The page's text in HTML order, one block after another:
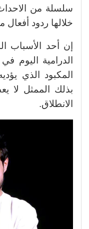
سلسلة من
خلالها ردود
إن أحد
الدرامية اليوم
المكبود الذي
بذلك الممثل لا
الانطلاق.